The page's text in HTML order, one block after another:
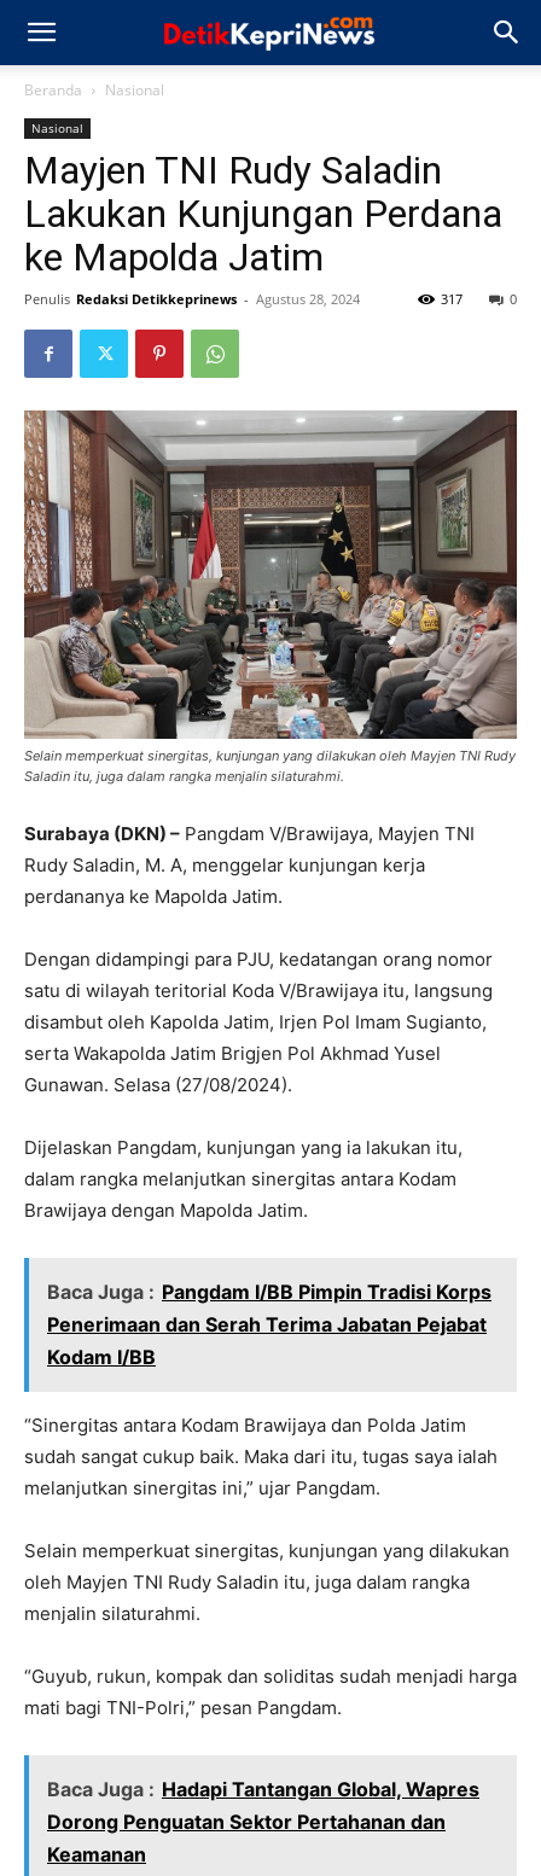
Beranda Nasional
Nasional
Mayjen TNI Rudy Saladin
Lakukan Kunjungan Perdana
ke Mapolda Jatim
Penulis Redaksi Detikkeprinews - Agustus 28, 2024 0
317
Selain memperkuat sinergitas, kunjungan yang dilakukan oleh Mayjen TNI Rudy
Saladin itu, juga dalam rangka menjalin silaturahmi.
Surabaya (DKN) – Pangdam V/Brawijaya, Mayjen TNI
Rudy Saladin, M. A, menggelar kunjungan kerja
perdananya ke Mapolda Jatim.
Dengan didampingi para PJU, kedatangan orang nomor
satu di wilayah teritorial Koda V/Brawijaya itu, langsung
disambut oleh Kapolda Jatim, Irjen Pol Imam Sugianto,
serta Wakapolda Jatim Brigjen Pol Akhmad Yusel
Gunawan. Selasa (27/08/2024).
Dijelaskan Pangdam, kunjungan yang ia lakukan itu,
dalam rangka melanjutkan sinergitas antara Kodam
Brawijaya dengan Mapolda Jatim.
Baca Juga : Pangdam I/BB Pimpin Tradisi Korps
Penerimaan dan Serah Terima Jabatan Pejabat
Kodam I/BB
“Sinergitas antara Kodam Brawijaya dan Polda Jatim
sudah sangat cukup baik. Maka dari itu, tugas saya ialah
melanjutkan sinergitas ini,” ujar Pangdam.
Selain memperkuat sinergitas, kunjungan yang dilakukan
oleh Mayjen TNI Rudy Saladin itu, juga dalam rangka
menjalin silaturahmi.
“Guyub, rukun, kompak dan soliditas sudah menjadi harga
mati bagi TNI-Polri,” pesan Pangdam.
Baca Juga : Hadapi Tantangan Global, Wapres
Dorong Penguatan Sektor Pertahanan dan
Keamanan